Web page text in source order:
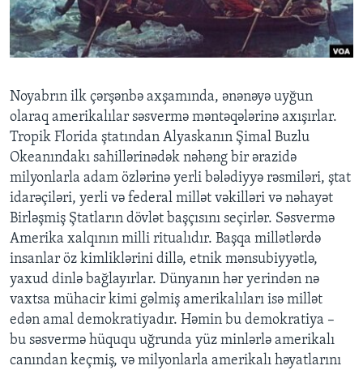
BIZI IZLƏYIN
Dillər
Noyabrın ilk çərşənbə axşamında, ənənəyə uyğun
olaraq amerikalılar səsvermə məntəqələrinə axışırlar.
Tropik Florida ştatından Alyaskanın Şimal Buzlu
Okeanındakı sahillərinədək nəhəng bir ərazidə
milyonlarla adam özlərinə yerli bələdiyyə rəsmiləri, ştat
idarəçiləri, yerli və federal millət vəkilləri və nəhayət
Birləşmiş Ştatların dövlət başçısını seçirlər. Səsvermə
Amerika xalqının milli ritualıdır. Başqa millətlərdə
insanlar öz kimliklərini dillə, etnik mənsubiyyətlə,
yaxud dinlə bağlayırlar. Dünyanın hər yerindən nə
vaxtsa mühacir kimi gəlmiş amerikalıları isə millət
edən amal demokratiyadır. Həmin bu demokratiya –
bu səsvermə hüququ uğrunda yüz minlərlə amerikalı
canından keçmiş, və milyonlarla amerikalı həyatlarını